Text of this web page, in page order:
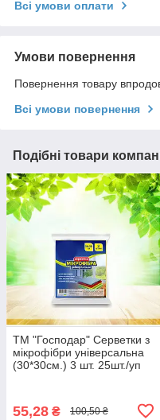
Всі умови оплати
Умови повернення
Повернення товару
Всі умови повернення
Подібні товари
ТМ "Господар" Серветки з
мікрофібри універсальна
(30*30см.) 3 шт. 25шт./уп
55,28 ₴ 100,50 ₴